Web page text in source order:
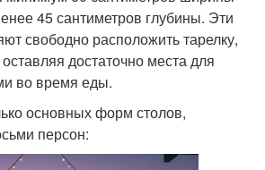
45 сантиметров глубины. Эти
свободно расположить тарелку,
достаточно места для
во время еды.
основных форм столов,
персон: